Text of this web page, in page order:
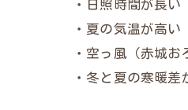
・日照時間が長い
・夏の気温が高い
・空っ風（赤城お
・冬と夏の寒暖差